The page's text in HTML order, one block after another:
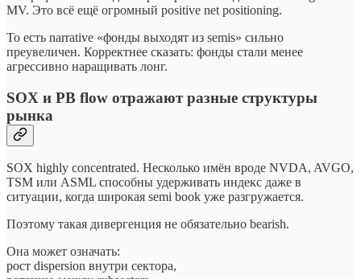
MV. Это всё ещё огромный positive net positioning.
То есть narrative «фонды выходят из semis» сильно
преувеличен. Корректнее сказать: фонды стали менее
агрессивно наращивать лонг.
SOX и PB flow отражают разные структуры
рынка
SOX highly concentrated. Несколько имён вроде NVDA, AVGO,
TSM или ASML способны удерживать индекс даже в
ситуации, когда широкая semi book уже разгружается.
Поэтому такая дивергенция не обязательно bearish.
Она может означать:
рост dispersion внутри сектора,